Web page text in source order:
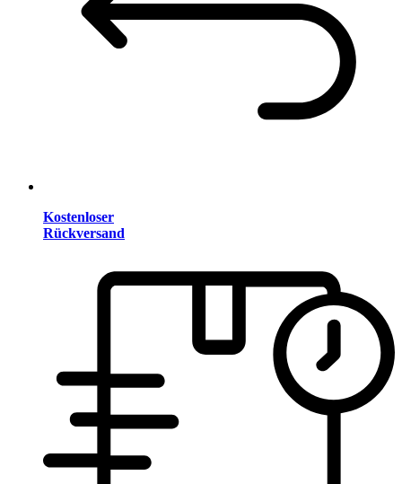
Kostenloser
Rückversand